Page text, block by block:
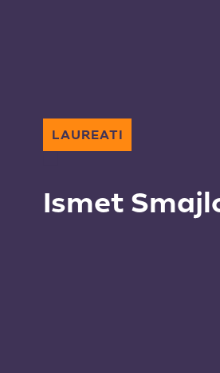
LAUREATI
Ismet